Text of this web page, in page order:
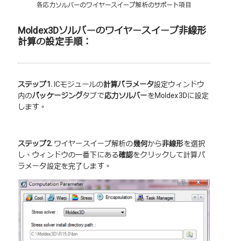
各応力ソルバーのワイヤースイープ解析のサポート項目
Moldex3Dソルバーのワイヤースイープ非線形
計算の設定手順：
ステップ1. ICモジュールの計算パラメータ設定ウィンドウ
内のパッケージングタブで応力ソルバーをMoldex3Dに設定
します。
ステップ2. ワイヤースイープ解析の幾何から非線形を選択
し、ウィンドウの一番下にある確認をクリックして計算パ
ラメータ設定を完了します。